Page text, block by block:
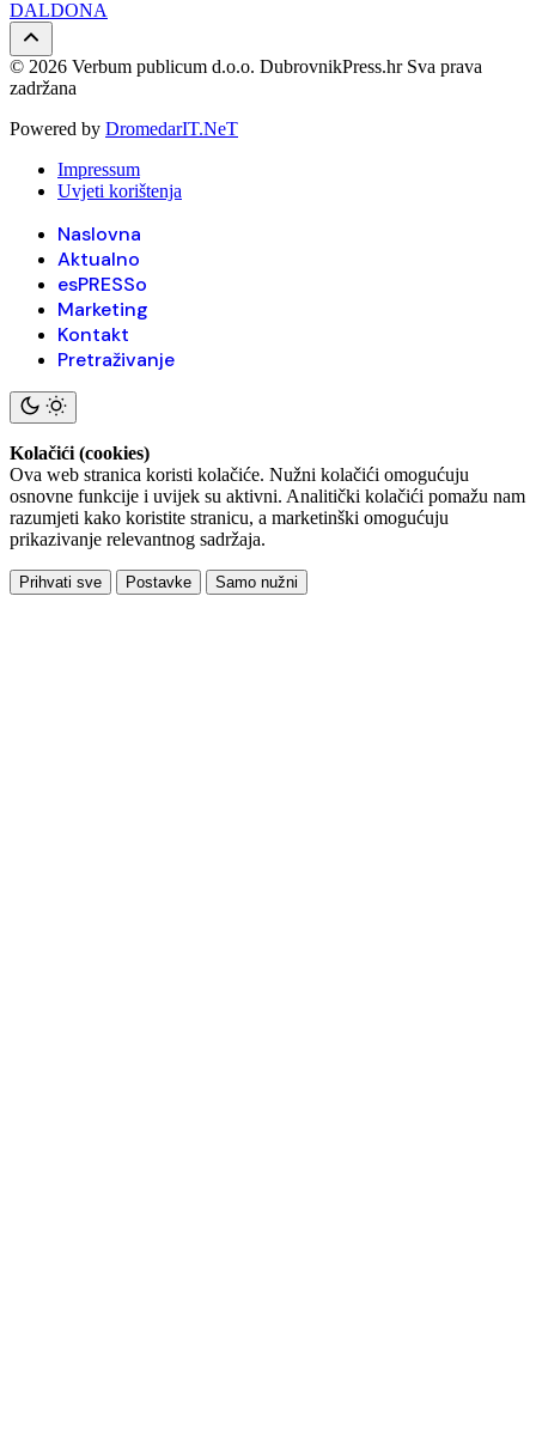
DALDONA
© 2026 Verbum publicum d.o.o. DubrovnikPress.hr Sva prava
zadržana
Powered by DromedarIT.NeT
Impressum
Uvjeti korištenja
Naslovna
Aktualno
esPRESSo
Marketing
Kontakt
Pretraživanje
Kolačići (cookies)
Ova web stranica koristi kolačiće. Nužni kolačići omogućuju
osnovne funkcije i uvijek su aktivni. Analitički kolačići pomažu nam
razumjeti kako koristite stranicu, a marketinški omogućuju
prikazivanje relevantnog sadržaja.
Prihvati sve Postavke Samo nužni